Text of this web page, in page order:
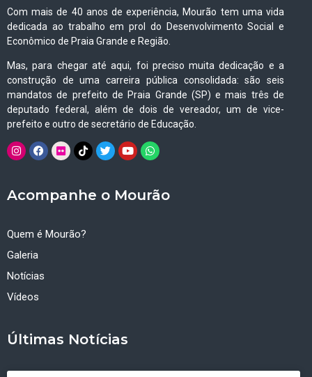
Com mais de 40 anos de experiência, Mourão tem uma vida
dedicada ao trabalho em prol do Desenvolvimento Social e
Econômico de Praia Grande e Região.
Mas, para chegar até aqui, foi preciso muita dedicação e a
construção de uma carreira pública consolidada: são seis
mandatos de prefeito de Praia Grande (SP) e mais três de
deputado federal, além de dois de vereador, um de vice-
prefeito e outro de secretário de Educação.
Acompanhe o Mourão
Quem é Mourão?
Galeria
Notícias
Vídeos
Últimas Notícias